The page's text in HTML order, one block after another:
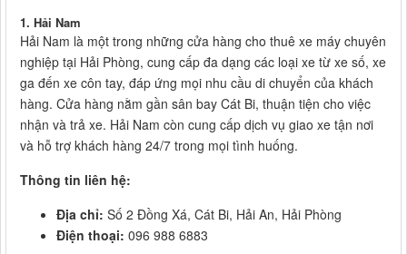
1. Hải Nam
Hải Nam là một trong những cửa hàng cho thuê xe máy chuyên
nghiệp tại Hải Phòng, cung cấp đa dạng các loại xe từ xe số, xe
ga đến xe côn tay, đáp ứng mọi nhu cầu di chuyển của khách
hàng. Cửa hàng nằm gần sân bay Cát Bi, thuận tiện cho việc
nhận và trả xe. Hải Nam còn cung cấp dịch vụ giao xe tận nơi
và hỗ trợ khách hàng 24/7 trong mọi tình huống.
Thông tin liên hệ:
Địa chỉ: Số 2 Đồng Xá, Cát Bi, Hải An, Hải Phòng
Điện thoại: 096 988 6883